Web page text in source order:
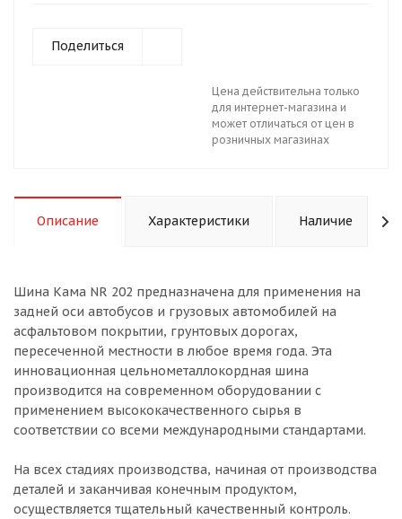
Поделиться
Цена действительна только
для интернет-магазина и
может отличаться от цен в
розничных магазинах
Описание Характеристики Наличие
Шина Кама NR 202 предназначена для применения на
задней оси автобусов и грузовых автомобилей на
асфальтовом покрытии, грунтовых дорогах,
пересеченной местности в любое время года. Эта
инновационная цельнометаллокордная шина
производится на современном оборудовании с
применением высококачественного сырья в
соответствии со всеми международными стандартами.
На всех стадиях производства, начиная от производства
деталей и заканчивая конечным продуктом,
осуществляется тщательный качественный контроль.